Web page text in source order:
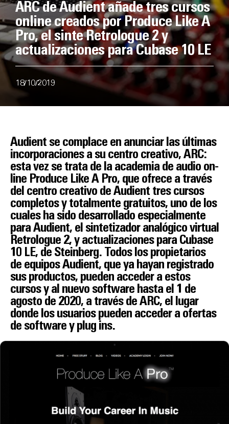
ARC de Audient añade tres cursos
online creados por Produce Like A
Pro, el sinte Retrologue 2 y
actualizaciones para Cubase 10 LE
18/10/2019
Audient se complace en anunciar las últimas
incorporaciones a su centro creativo, ARC:
esta vez se trata de la academia de audio on-
line Produce Like A Pro, que ofrece a través
del centro creativo de Audient tres cursos
completos y totalmente gratuitos, uno de los
cuales ha sido desarrollado especialmente
para Audient, el sintetizador analógico virtual
Retrologue 2, y actualizaciones para Cubase
10 LE, de Steinberg. Todos los propietarios
de equipos Audient, que ya hayan registrado
sus productos, pueden acceder a estos
cursos y al nuevo software hasta el 1 de
agosto de 2020, a través de ARC, el lugar
donde los usuarios pueden acceder a ofertas
de software y plug ins.